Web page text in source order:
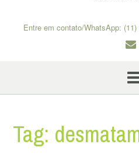
Entre em contato/WhatsApp: (11)
Tag: